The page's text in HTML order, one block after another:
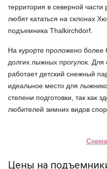
территория в северной
любят кататься на склонах
подъемника Thalkirchdorf.
На курорте проложено
долгих лыжных прогулок. Для
работает детский снежный
идеальное место для
степени подготовки, так как
любителей зимних видов
Цены на